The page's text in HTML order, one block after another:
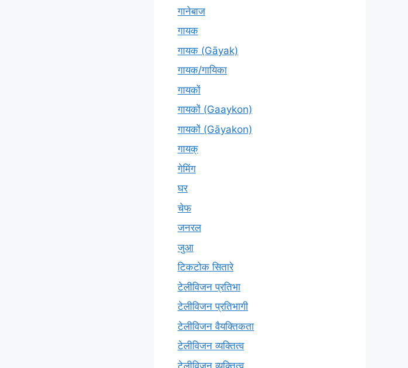
गानेबाज
गायक
गायक (Gāyak)
गायक/गायिका
गायकों
गायकों (Gaaykon)
गायकों (Gāyakon)
गायक्
गेमिंग
घर
चेफ
जनरल
जुआ
टिकटोक सितारे
टेलीविजन प्रतिभा
टेलीविजन प्रतिभागी
टेलीविजन वैयक्तिकता
टेलीविजन व्यक्तित्व
टेलीविज़न व्यक्तित्व